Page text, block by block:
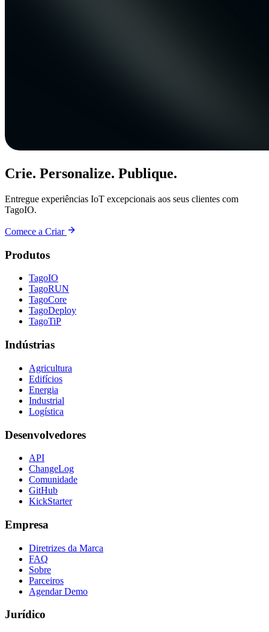
Crie. Personalize. Publique.
Entregue experiências IoT excepcionais aos seus clientes com
TagoIO.
Comece a Criar
Produtos
TagoIO
TagoRUN
TagoCore
TagoDeploy
TagoTiP
Indústrias
Agricultura
Edifícios
Energia
Industrial
Logística
Desenvolvedores
API
ChangeLog
Comunidade
GitHub
KickStarter
Empresa
Diretrizes da Marca
FAQ
Sobre
Parceiros
Agendar Demo
Jurídico